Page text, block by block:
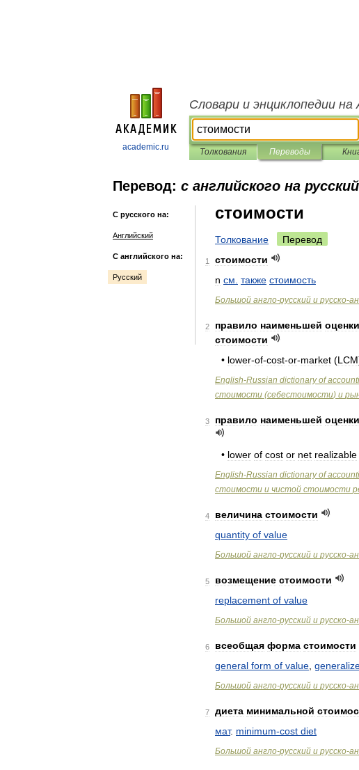
academic.ru
Словари и энциклопедии на
Толкования Переводы
Перевод: с английского на русский
С русского на:
Английский
С английского на:
Русский
стоимости
Толкование Перевод
1
стоимости
n см также стоимость
Большой англо-русский и русско-
2 правило наименьшей оценки
стоимости
• lower-of-cost-or-market (LCM
English-Russian dictionary of
стоимости (себестоимости) и
3 правило наименьшей оценки
• lower of cost or net realizable
English-Russian dictionary of
стоимости и чистой стоимости
4 величина стоимости
quantity of value
Большой англо-русский и русско-
5 возмещение стоимости
replacement of value
Большой англо-русский и русско-
6 всеобщая форма стоимости
general form of value
Большой англо-русский и русско-
7 диета минимальной
мат. minimum-cost diet
Большой англо-русский и русско-